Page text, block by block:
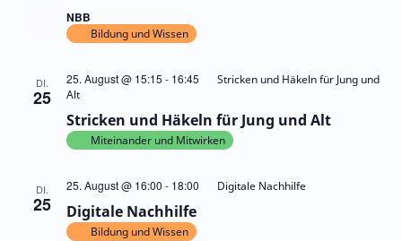
NBB
Bildung und Wissen
DI.
25
Stricken und Häkeln für Jung und Alt
25. August @ 15:15 - 16:45
Stricken und Häkeln für Jung und
Alt
Miteinander und Mitwirken
DI.
25 Digitale Nachhilfe
25. August @ 16:00 - 18:00 Digitale Nachhilfe
Bildung und Wissen